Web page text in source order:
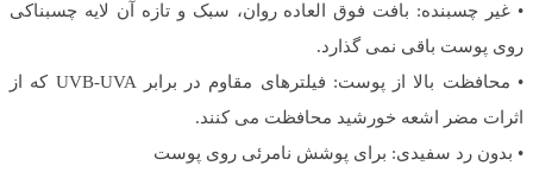
• غیر چسبنده: بافت فوق العاده روان، سبک و تازه آن لایه چسبناکی
روی پوست باقی نمی گذارد.
• محافظت بالا از پوست: فیلترهای مقاوم در برابر UVB-UVA که از
اثرات مضر اشعه خورشید محافظت می کنند.
• بدون رد سفیدی: برای پوشش نامرئی روی پوست